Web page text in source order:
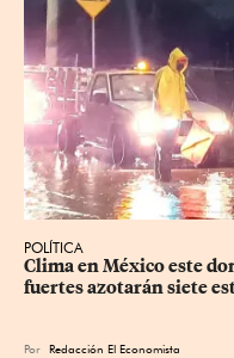
POLÍTICA
Clima en México este
fuertes azotarán siete
Por Redacción El Economista